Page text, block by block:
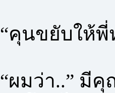
“คุนขยับให้พี่
“ผมว่า..” มี